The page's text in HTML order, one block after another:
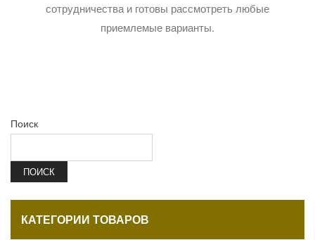
сотрудничества и готовы рассмотреть любые
приемлемые варианты.
Поиск
ПОИСК
КАТЕГОРИИ ТОВАРОВ